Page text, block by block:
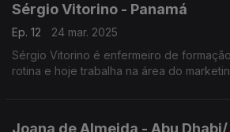
Sérgio Vitorino - Panamá
Ep. 12
24 mar. 2025
Sérgio Vitorino é enfermeiro de
rotina e hoje trabalha na área do
Joana de Almeida - Abu Dhabi/